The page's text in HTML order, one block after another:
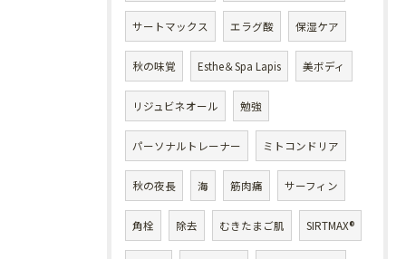
サートマックス エラグ酸 保湿ケア
秋の味覚 Esthe＆Spa Lapis 美ボディ
リジュビネオール 勉強
パーソナルトレーナー ミトコンドリア
秋の夜長 海 筋肉痛 サーフィン
角栓 除去 むきたまご肌 SIRTMAX®